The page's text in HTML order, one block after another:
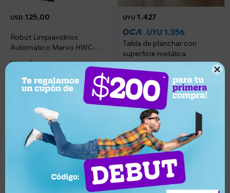

USD 125,00
Robot Limpiavidrios
Automático Marvo HWC-
Llega hoy
UYU 1.427
UYU 1.356
Tabla de planchar con
superficie metálica
Llega hoy
Suscríbete a nuestro newsletter
Recibí ofertas, novedades y más
Suscribirme